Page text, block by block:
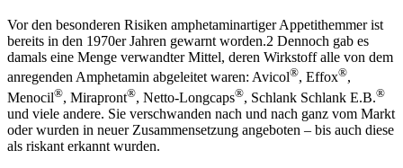
Vor den besonderen Risiken amphetaminartiger Appetit­hemmer ist
bereits in den 1970er Jahren gewarnt worden.2 Dennoch gab es
damals eine Menge verwandter Mittel, deren Wirkstoff alle von dem
anregenden Amphetamin abgeleitet waren: Avicol®, Effox®,
Menocil®, Mirapront®, Netto-Longcaps®, Schlank Schlank E.B.®
und viele andere. Sie verschwanden nach und nach ganz vom Markt
oder wurden in neuer Zusammensetzung angeboten – bis auch diese
als riskant erkannt wurden.